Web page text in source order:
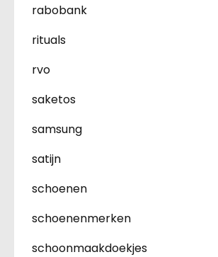
rabobank
rituals
rvo
saketos
samsung
satijn
schoenen
schoenenmerken
schoonmaakdoekjes